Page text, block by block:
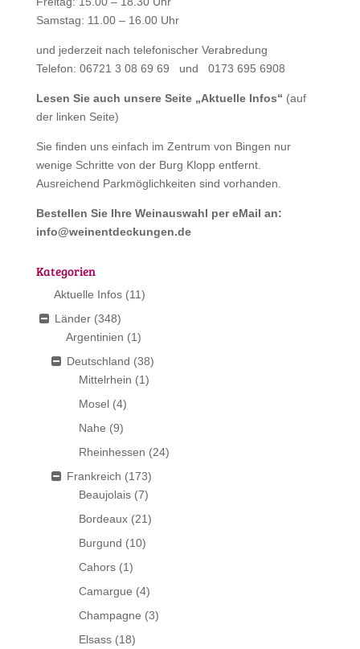
Samstag: 11.00 – 16.00 Uhr
und jederzeit nach telefonischer Verabredung
Telefon: 06721 3 08 69 69 und 0173 695 6908
Lesen Sie auch unsere Seite „Aktuelle Infos“ (auf
der linken Seite)
Sie finden uns einfach im Zentrum von Bingen nur
wenige Schritte von der Burg Klopp entfernt.
Ausreichend Parkmöglichkeiten sind vorhanden.
Bestellen Sie Ihre Weinauswahl per eMail an:
info@weinentdeckungen.de
Kategorien
Aktuelle Infos (11)
Länder (348)
Argentinien (1)
Deutschland (38)
Mittelrhein (1)
Mosel (4)
Nahe (9)
Rheinhessen (24)
Frankreich (173)
Beaujolais (7)
Bordeaux (21)
Burgund (10)
Cahors (1)
Camargue (4)
Champagne (3)
Elsass (18)